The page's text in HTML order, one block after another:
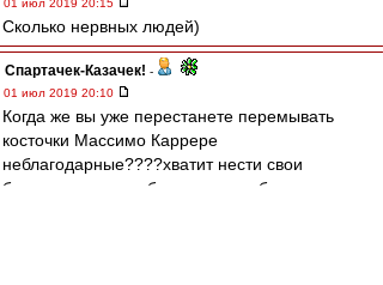
01 июл 2019 20:15
Сколько нервных людей)
Спартачек-Казачек! -
01 июл 2019 20:10
Когда же вы уже перестанете перемывать
косточки Массимо Каррере
неблагодарные????хватит нести свои
бредни.аы кто вообще такие чтоб рассуждать